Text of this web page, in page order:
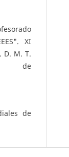
XI
D. M. T.
de
de